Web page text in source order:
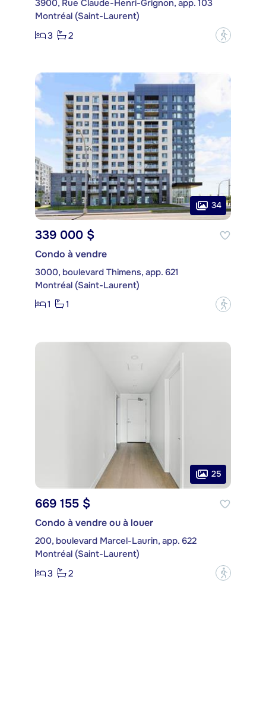
3900, Rue Claude-Henri-Grignon, app. 103
Montréal (Saint-Laurent)
3
2 ?
34
339 000 $
Condo à vendre
3000, boulevard Thimens, app. 621
Montréal (Saint-Laurent)
1
1 ?
25
669 155 $
Condo à vendre ou à louer
200, boulevard Marcel-Laurin, app. 622
Montréal (Saint-Laurent)
3
2 ?